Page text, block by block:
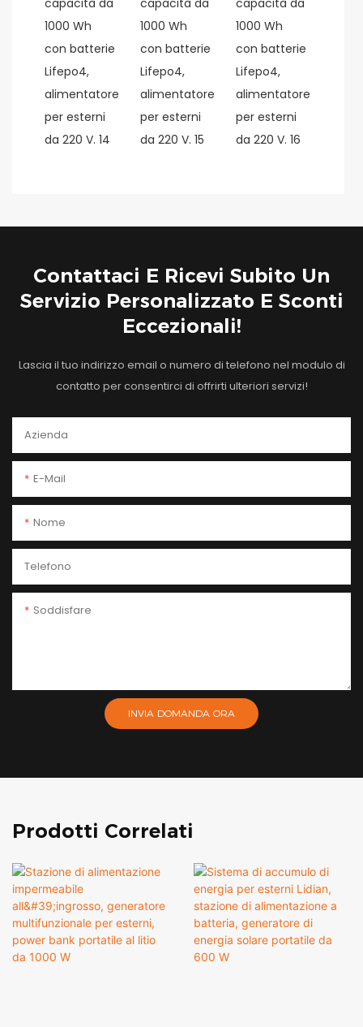
Contattaci E Ricevi Subito Un
Servizio Personalizzato E Sconti
Eccezionali!
Lascia il tuo indirizzo email o numero di telefono nel modulo di
contatto per consentirci di offrirti ulteriori servizi!
Azienda
E-Mail
Nome
Telefono
Soddisfare
INVIA DOMANDA ORA
Prodotti Correlati